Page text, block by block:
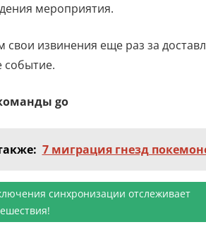
мероприятия.
извинения еще раз за
событие.
go
7 миграция гнезд
синхронизации отслеживает